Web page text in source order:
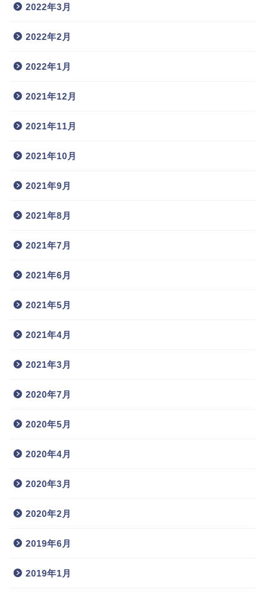
2022年3月
2022年2月
2022年1月
2021年12月
2021年11月
2021年10月
2021年9月
2021年8月
2021年7月
2021年6月
2021年5月
2021年4月
2021年3月
2020年7月
2020年5月
2020年4月
2020年3月
2020年2月
2019年6月
2019年1月